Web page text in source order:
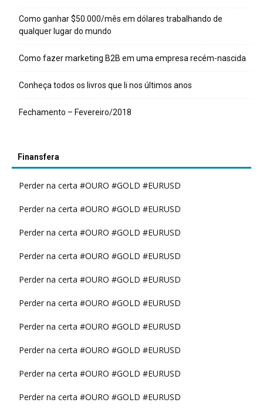
Como ganhar $50.000/mês em dólares trabalhando de
qualquer lugar do mundo
Como fazer marketing B2B em uma empresa recém-nascida
Conheça todos os livros que li nos últimos anos
Fechamento – Fevereiro/2018
Finansfera
Perder na certa #OURO #GOLD #EURUSD
Perder na certa #OURO #GOLD #EURUSD
Perder na certa #OURO #GOLD #EURUSD
Perder na certa #OURO #GOLD #EURUSD
Perder na certa #OURO #GOLD #EURUSD
Perder na certa #OURO #GOLD #EURUSD
Perder na certa #OURO #GOLD #EURUSD
Perder na certa #OURO #GOLD #EURUSD
Perder na certa #OURO #GOLD #EURUSD
Perder na certa #OURO #GOLD #EURUSD